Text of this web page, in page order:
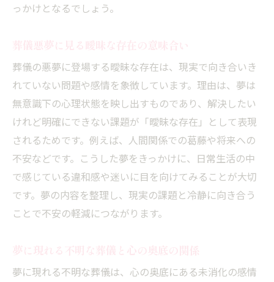
っかけとなるでしょう。
葬儀の悪夢に登場する曖昧な存在は、現実で向き合いき
れていない問題や感情を象徴しています。理由は、夢は
無意識下の心理状態を映し出すものであり、解決したい
けれど明確にできない課題が「曖昧な存在」として表現
されるためです。例えば、人間関係での葛藤や将来への
不安などです。こうした夢をきっかけに、日常生活の中
で感じている違和感や迷いに目を向けてみることが大切
です。夢の内容を整理し、現実の課題と冷静に向き合う
ことで不安の軽減につながります。
夢に現れる不明な葬儀は、心の奥底にある未消化の感情